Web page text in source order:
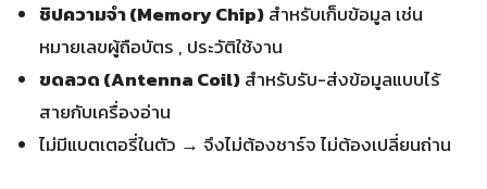
ชิปความจำ (Memory Chip)สำหรับเก็บข้อมูล เช่น
หมายเลขผู้ถือบัตร , ประวัติใช้งาน
ขดลวด (Antenna Coil)สำหรับรับ-ส่งข้อมูลแบบไร้
สายกับเครื่องอ่าน
ไม่มีแบตเตอรี่ในตัว → จึงไม่ต้องชาร์จ ไม่ต้องเปลี่ยนถ่าน